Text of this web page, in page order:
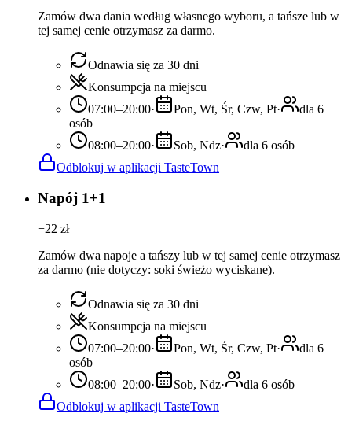
Zamów dwa dania według własnego wyboru, a tańsze lub w
tej samej cenie otrzymasz za darmo.
Odnawia się za 30 dni
Konsumpcja na miejscu
07:00–20:00· Pon, Wt, Śr, Czw, Pt·
dla 6
osób
08:00–20:00· Sob, Ndz·
dla 6 osób
Odblokuj w aplikacji TasteTown
Napój 1+1
−22 zł
Zamów dwa napoje a tańszy lub w tej samej cenie otrzymasz
za darmo (nie dotyczy: soki świeżo wyciskane).
Odnawia się za 30 dni
Konsumpcja na miejscu
07:00–20:00· Pon, Wt, Śr, Czw, Pt·
dla 6
osób
08:00–20:00· Sob, Ndz·
dla 6 osób
Odblokuj w aplikacji TasteTown